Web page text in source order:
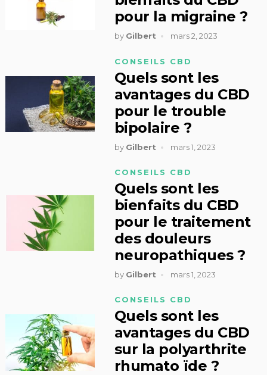
pour la migraine ?
by Gilbert mars 2, 2023
CONSEILS CBD
Quels sont les
avantages du CBD
pour le trouble
bipolaire ?
by Gilbert mars 1, 2023
CONSEILS CBD
Quels sont les
bienfaits du CBD
pour le traitement
des douleurs
neuropathiques ?
by Gilbert mars 1, 2023
CONSEILS CBD
Quels sont les
avantages du CBD
sur la polyarthrite
rhumato ïde ?